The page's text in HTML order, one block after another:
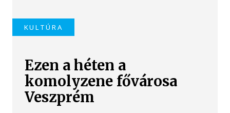
KULTÚRA
Ezen a héten a
komolyzene fővárosa
Veszprém